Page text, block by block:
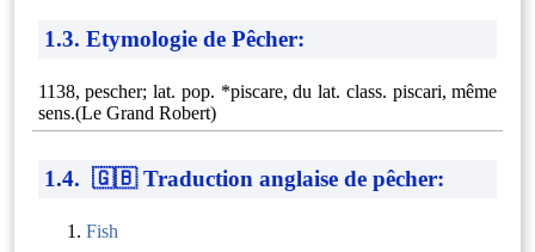
1.3. Etymologie de Pêcher:
1138, pescher; lat. pop. *piscare, du lat. class. piscari, même
sens.(Le Grand Robert)
1.4. 🇬🇧 Traduction anglaise de pêcher:
Fish